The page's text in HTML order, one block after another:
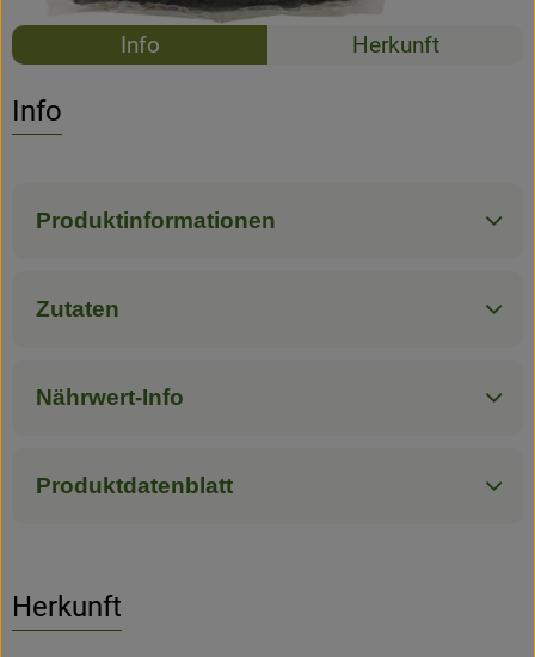
Rezepte
Info Herkunft
Info
Produktinformationen
Zutaten
Nährwert-Info
Produktdatenblatt
Herkunft